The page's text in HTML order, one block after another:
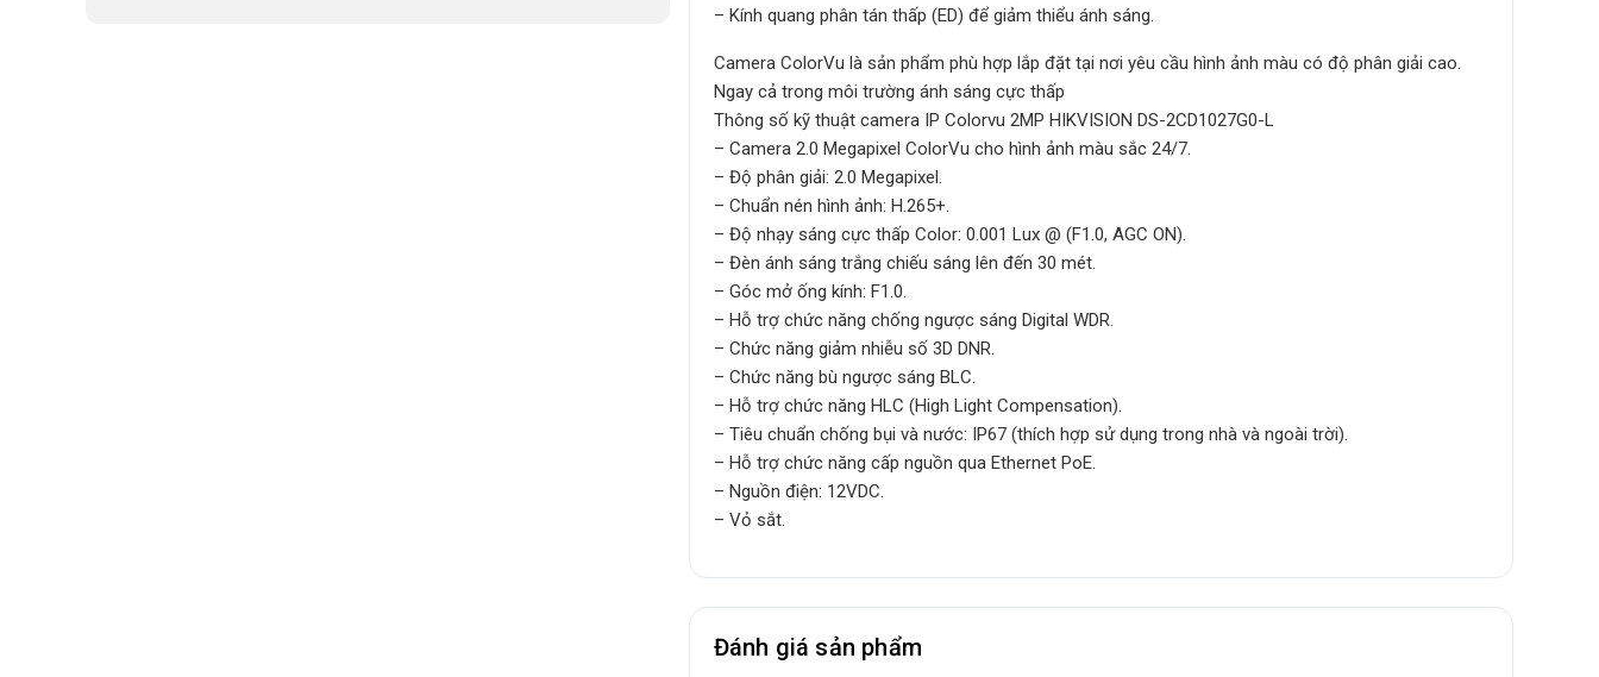
– Kính quang phân tán thấp (ED) để giảm thiểu ánh sáng.
Camera ColorVu là sản phẩm phù hợp lắp đặt tại nơi yêu cầu hình ảnh màu có độ phân giải cao.
Ngay cả trong môi trường ánh sáng cực thấp
Thông số kỹ thuật camera IP Colorvu 2MP HIKVISION DS-2CD1027G0-L
– Camera 2.0 Megapixel ColorVu cho hình ảnh màu sắc 24/7.
– Độ phân giải: 2.0 Megapixel.
– Chuẩn nén hình ảnh: H.265+.
– Độ nhạy sáng cực thấp Color: 0.001 Lux @ (F1.0, AGC ON).
– Đèn ánh sáng trắng chiếu sáng lên đến 30 mét.
– Góc mở ống kính: F1.0.
– Hỗ trợ chức năng chống ngược sáng Digital WDR.
– Chức năng giảm nhiễu số 3D DNR.
– Chức năng bù ngược sáng BLC.
– Hỗ trợ chức năng HLC (High Light Compensation).
– Tiêu chuẩn chống bụi và nước: IP67 (thích hợp sử dụng trong nhà và ngoài trời).
– Hỗ trợ chức năng cấp nguồn qua Ethernet PoE.
– Nguồn điện: 12VDC.
– Vỏ sắt.
Đánh giá sản phẩm